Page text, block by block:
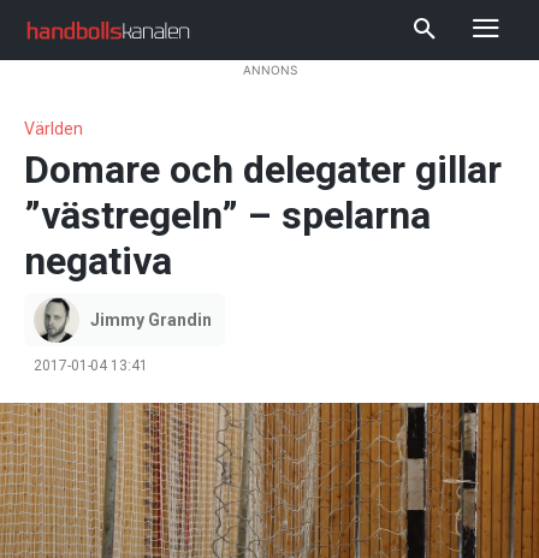
ANNONS
Världen
Domare och delegater gillar
”västregeln” – spelarna
negativa
Jimmy Grandin
2017-01-04 13:41